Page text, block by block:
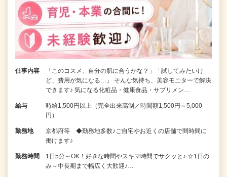
仕事内容
「このコスメ、自分の肌に合うかな？」「試してみたいけ
ど、費用が気になる…」 そんな気持ち、美容モニターで解決
できます♪ 気になる化粧品・健康食品・サプリメン…
給与
時給1,500円以上（完全出来高制／時間額1,500円～5,000
円）
勤務地
京都府等 ◆勤務地多数♪ご自宅やお近くの店舗で間時間に
働けます♪
勤務時間
1日5分～OK！好きな時間やスキマ時間でサクッと♪ ☆1日の
み～中長期まで幅広く大歓迎♪…